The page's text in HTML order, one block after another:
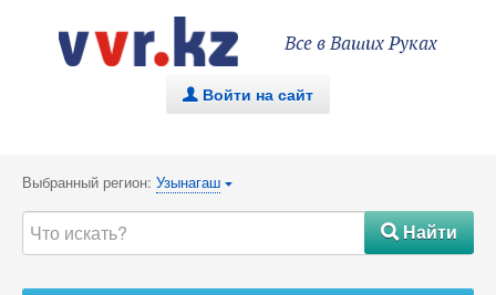
Все в Ваших Руках
. Войти на сайт
Выбранный регион: Узынагаш {
#Найти